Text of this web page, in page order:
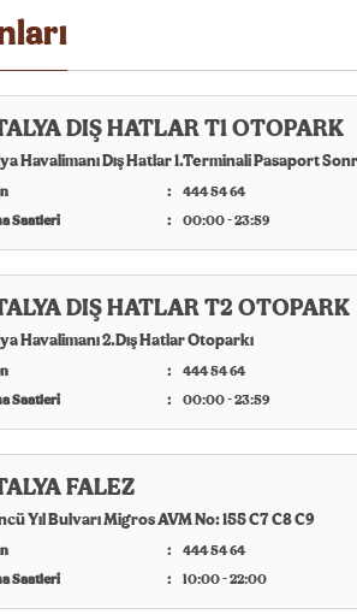
DIŞ HATLAR T1 OTOPARK
Havalimanı Dış Hatlar 1.Terminali Pasaport
444 54 64
Saatleri
00:00 - 23:59
DIŞ HATLAR T2 OTOPARK
Havalimanı 2.Dış Hatlar Otoparkı
444 54 64
Saatleri
00:00 - 23:59
FALEZ
Yıl Bulvarı Migros AVM No: 155 C7 C8 C9
444 54 64
Saatleri
10:00 - 22:00